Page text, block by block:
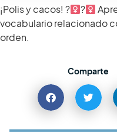
¡Polis y cacos! ?‍ ?
vocabulario relacionado
orden.
Comparte